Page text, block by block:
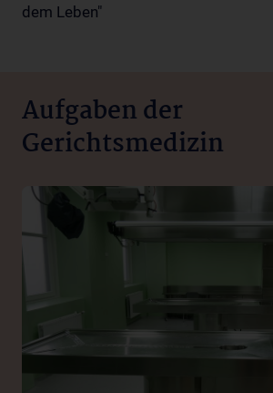
dem Leben"
Aufgaben der
Gerichtsmedizin